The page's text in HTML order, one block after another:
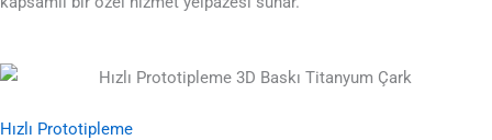
Hızlı Prototipleme